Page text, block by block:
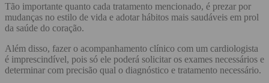
Tão importante quanto cada tratamento mencionado, é prezar por
mudanças no estilo de vida e adotar hábitos mais saudáveis em prol
da saúde do coração.
Além disso, fazer o acompanhamento clínico com um cardiologista
é imprescindível, pois só ele poderá solicitar os exames necessários e
determinar com precisão qual o diagnóstico e tratamento necessário.